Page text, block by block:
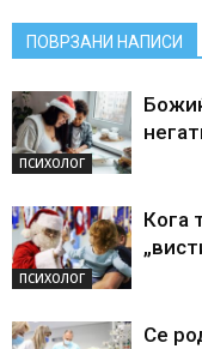
ПОВРЗАНИ НАПИСИ
ПСИХОЛОГ
ПСИХОЛОГ
Кога
Се